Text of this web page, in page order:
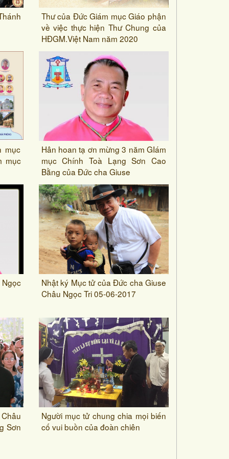
Thư của Đức Giám mục Giáo phận
về việc thực hiện Thư Chung của
HĐGM.Việt Nam năm 2020
mục
mục
Hân hoan tạ ơn mừng 3 năm GIám
mục Chính Toà Lạng Sơn Cao
Bằng của Đức cha Giuse
Nhật ký Mục tử của Đức cha Giuse
Châu Ngọc Tri 05-06-2017
Sơn
Người mục tử chung chia mọi biến
cố vui buồn của đoàn chiên